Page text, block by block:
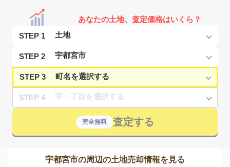
あなたの土地、査定価格はいくら？
STEP 1
STEP 2
STEP 3
STEP 4
完全無料 査定する
宇都宮市の周辺の土地売却情報を見る